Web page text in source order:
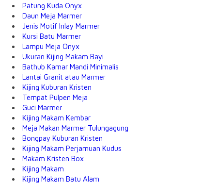
Patung Kuda Onyx
Daun Meja Marmer
Jenis Motif Inlay Marmer
Kursi Batu Marmer
Lampu Meja Onyx
Ukuran Kijing Makam Bayi
Bathub Kamar Mandi Minimalis
Lantai Granit atau Marmer
Kijing Kuburan Kristen
Tempat Pulpen Meja
Guci Marmer
Kijing Makam Kembar
Meja Makan Marmer Tulungagung
Bongpay Kuburan Kristen
Kijing Makam Perjamuan Kudus
Makam Kristen Box
Kijing Makam
Kijing Makam Batu Alam